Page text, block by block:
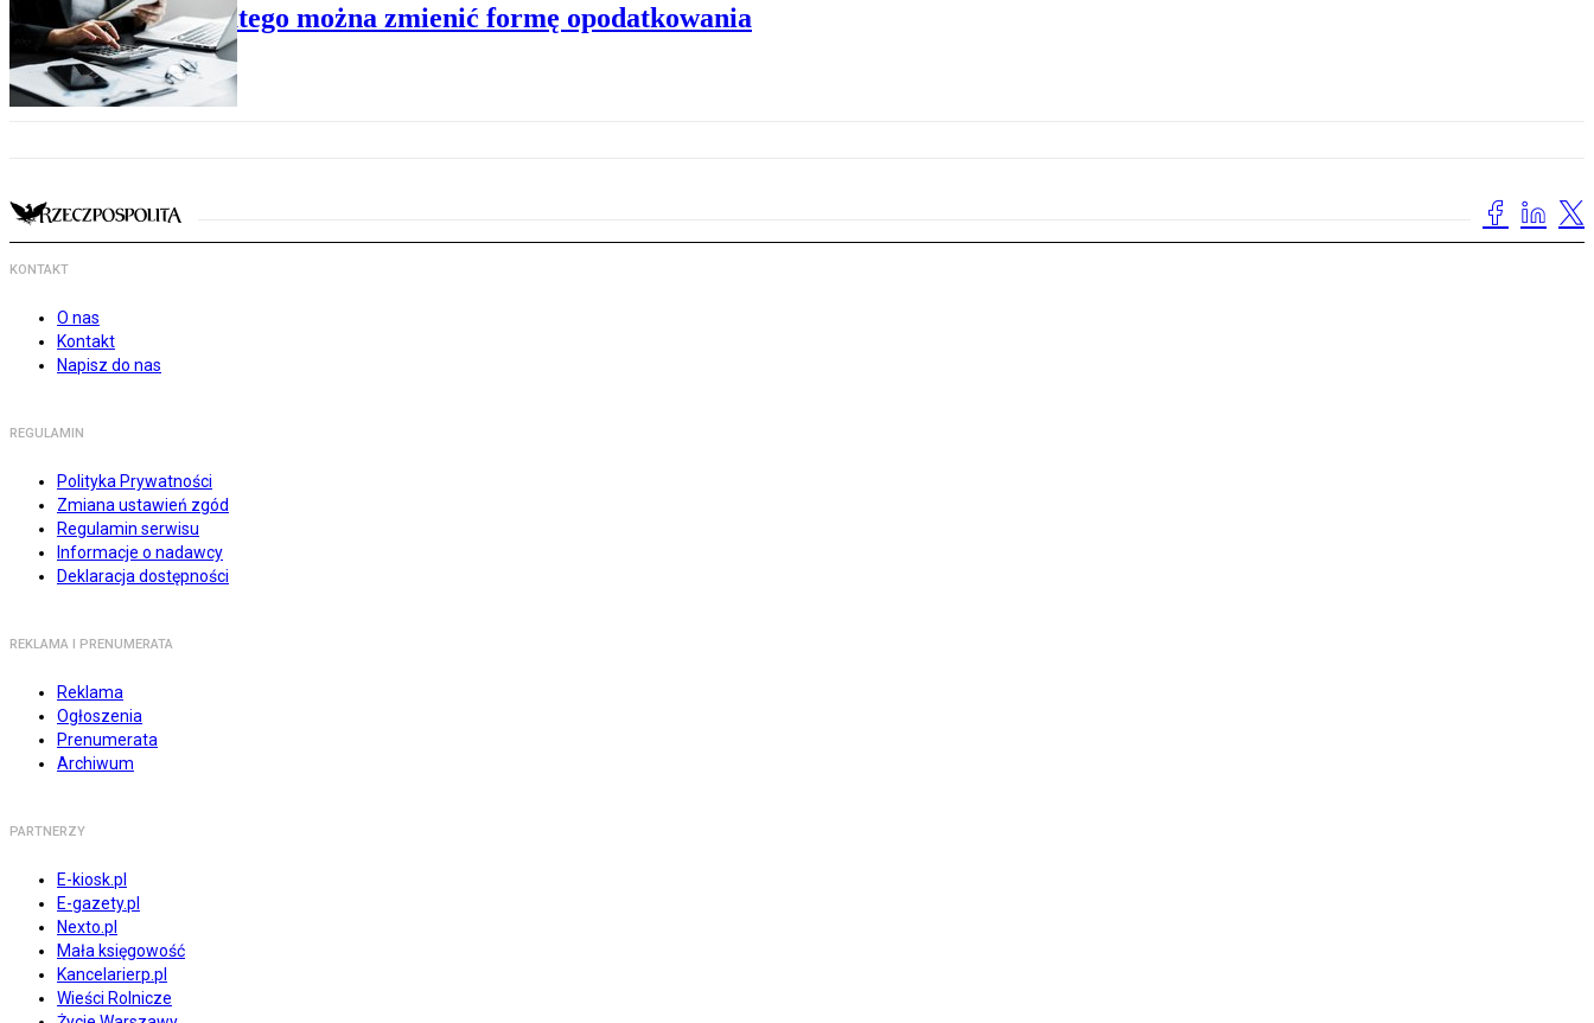
Do 20 lutego można zmienić formę opodatkowania
KONTAKT
O nas
Kontakt
Napisz do nas
REGULAMIN
Polityka Prywatności
Zmiana ustawień zgód
Regulamin serwisu
Informacje o nadawcy
Deklaracja dostępności
REKLAMA I PRENUMERATA
Reklama
Ogłoszenia
Prenumerata
Archiwum
PARTNERZY
E-kiosk.pl
E-gazety.pl
Nexto.pl
Mała księgowość
Kancelarierp.pl
Wieści Rolnicze